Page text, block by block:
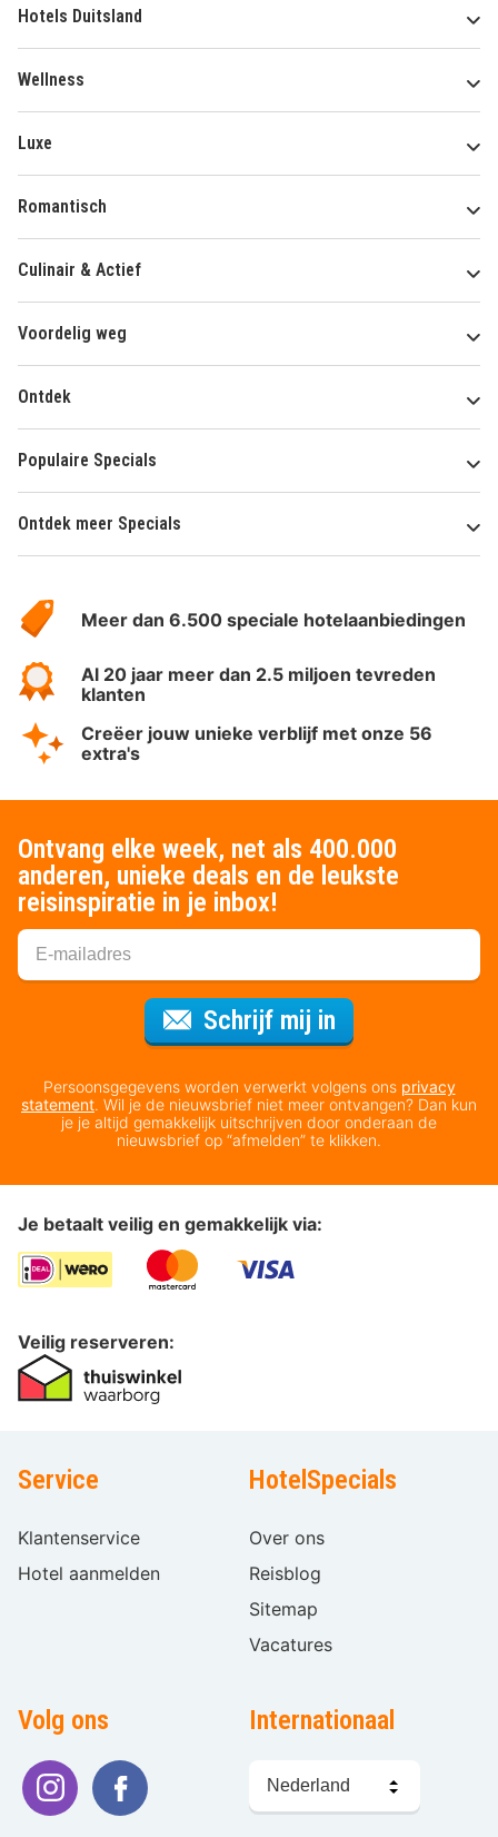
Hotels Duitsland
Wellness
Luxe
Romantisch
Culinair & Actief
Voordelig weg
Ontdek
Populaire Specials
Ontdek meer Specials
HotelSpecials
Meer dan 6.500 speciale hotelaanbiedingen
Al 20 jaar meer dan 2.5 miljoen tevreden
klanten
Creëer jouw unieke verblijf met onze 56
extra's
Ontvang elke week, net als 400.000
anderen, unieke deals en de leukste
reisinspiratie in je inbox!
Schrijf mij in
Persoonsgegevens worden verwerkt volgens ons privacy
statement. Wil je de nieuwsbrief niet meer ontvangen? Dan kun
je je altijd gemakkelijk uitschrijven door onderaan de
nieuwsbrief op “afmelden” te klikken.
Je betaalt veilig en gemakkelijk via:
Veilig reserveren:
Service
Klantenservice
Hotel aanmelden
HotelSpecials
Over ons
Reisblog
Sitemap
Vacatures
Volg ons Internationaal
kiezen